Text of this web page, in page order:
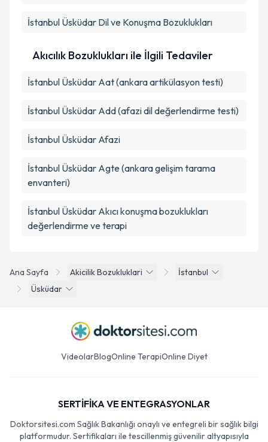
Ana Sayfa Akicilik Bozukluklari
İstanbul
Üsküdar
İstanbul Üsküdar Dil ve Konuşma Bozuklukları
Akıcılık Bozuklukları ile İlgili Tedaviler
İstanbul Üsküdar Aat (ankara artikülasyon testi)
İstanbul Üsküdar Add (afazi dil değerlendirme testi)
İstanbul Üsküdar Afazi
İstanbul Üsküdar Agte (ankara gelişim tarama
envanteri)
İstanbul Üsküdar Akıcı konuşma bozuklukları
değerlendirme ve terapi
VideolarBlogOnline TerapiOnline Diyet
SERTİFİKA VE ENTEGRASYONLAR
Doktorsitesi.com Sağlık Bakanlığı onaylı ve entegreli bir sağlık bilgi
platformudur. Sertifikaları ile tescillenmiş güvenilir altyapısıyla